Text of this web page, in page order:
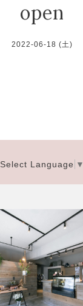
open
2022-06-18 (土)
Select Language ▼